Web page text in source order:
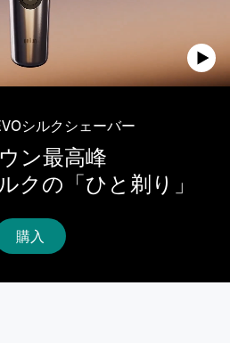
シルクシェーバー
ン最高峰
クの「ひと剃り」
購入